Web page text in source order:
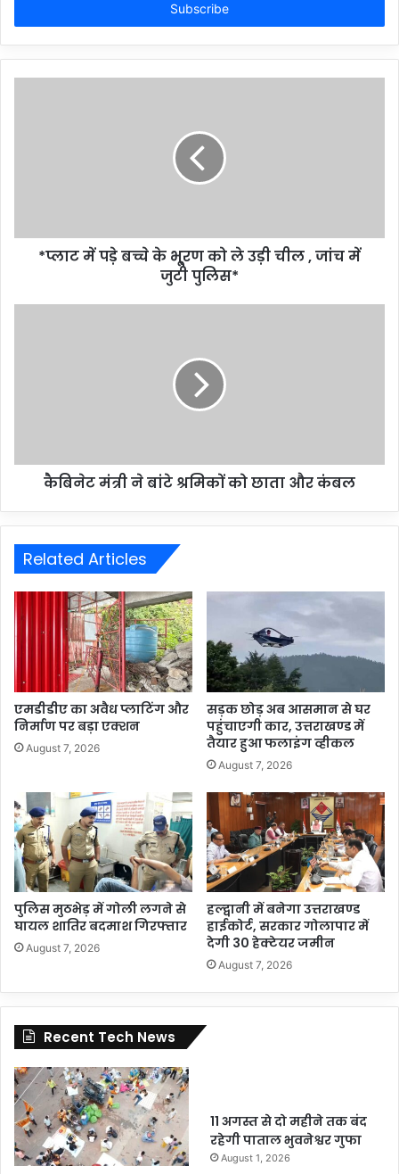
*प्लाट में पड़े बच्चे के भू्रण को ले उड़ी चील , जांच में
जुटी पुलिस*
कैबिनेट मंत्री ने बांटे श्रमिकों को छाता और कंबल
Related Articles
एमडीडीए का अवैध प्लाटिंग और
निर्माण पर बड़ा एक्शन
August 7, 2026
सड़क छोड़ अब आसमान से घर
पहुंचाएगी कार, उत्तराखण्ड में
तैयार हुआ फलाइंग व्हीकल
August 7, 2026
पुलिस मुठभेड़ में गोली लगने से
घायल शातिर बदमाश गिरफ्तार
August 7, 2026
हल्द्वानी में बनेगा उत्तराखण्ड
हाईकोर्ट, सरकार गोलापार में
देगी 30 हेक्टेयर जमीन
August 7, 2026
Recent Tech News
11 अगस्त से दो महीने तक बंद
रहेगी पाताल भुवनेश्वर गुफा
August 1, 2026